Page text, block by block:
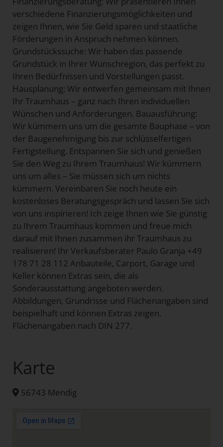
verschiedene Finanzierungsmöglichkeiten und
zeigen Ihnen, wie Sie Geld sparen und staatliche
Förderungen in Anspruch nehmen können.
Grundstückssuche: Wir haben das passende
Grundstück in Ihrer Wunschregion, das perfekt zu
Ihren Bedürfnissen und Vorstellungen passt.
Hausplanung: Wir entwerfen gemeinsam mit Ihnen
Ihr Traumhaus – ganz nach Ihren individuellen
Wünschen und Anforderungen. Bauausführung:
Wir kümmern uns um die gesamte Bauphase – von
der Baugenehmigung bis zur schlüsselfertigen
Fertigstellung. Entspannen Sie sich und genießen
Sie den Weg zu Ihrem Traumhaus! Wir kümmern
uns um alles – Sie müssen sich um nichts
kümmern. Vereinbaren Sie noch heute ein
kostenloses Beratungsgespräch und lassen Sie sich
von uns inspirieren! Ich zeige Ihnen wie Sie günstig
zu Ihrem Traumhaus kommen und freue mich
darauf mit Ihnen zusammen ihr Traumhaus zu
realisieren! Ihr Verkaufsberater Paulo Granja +49
178 71 28 112 Anbauteile, Carport, Garage und
Keller können Extras sein, die als
Sonderausstattung angeboten werden.
Abbildungen, Grundrisse und Flächenangaben sind
beispielhaft und können Extras zeigen.
Flächenangaben nach DIN 277.
Karte
56743 Mendig